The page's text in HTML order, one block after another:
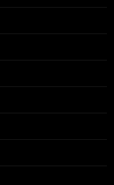
पर्व शुभारम्भ